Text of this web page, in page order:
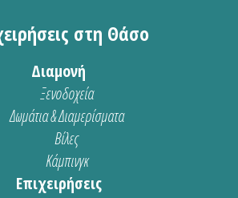
στη Θάσο
Διαμονή
Ξενοδοχεία
Δωμάτια & Διαμερίσματα
Βίλες
Κάμπινγκ
Επιχειρήσεις